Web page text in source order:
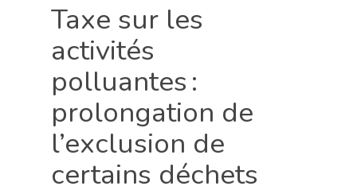
Taxe sur les
activités
polluantes :
prolongation de
l’exclusion de
certains déchets